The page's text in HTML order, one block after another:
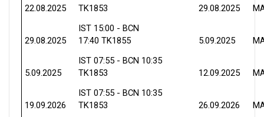
22.08.2025
TK1853
29.08.2025
29.08.2025
IST 15:00 - BCN
17:40 TK1855
5.09.2025
5.09.2025
IST 07:55 - BCN 10:35
TK1853
12.09.2025
19.09.2026
IST 07:55 - BCN 10:35
TK1853
26.09.2026